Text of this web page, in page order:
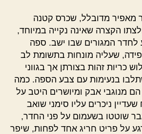
מאפיר מדובלל, שכרס קטנה
הקצרה שאינה נקייה במיוחד,
לחדר המגורים שבו ישב. ספה
שעליה מונחות בתשומת לב
כריות זהות בצורתן אך בגווני
בנעימות עם צבע הספה. כמה
מנוגבי אבק ומיושרים היטב על
ניכרים עליו סימני שואב
שוטטו בשעמום על פני החדר,
על פריט חריג אחד לפחות, שיפר